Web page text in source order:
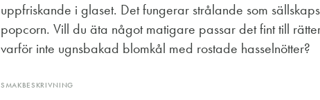
uppfriskande i glaset. Det fungerar strålande som
popcorn. Vill du äta något matigare passar det fint till
varför inte ugnsbakad blomkål med rostade hasselnötter?
SMAKBESKRIVNING